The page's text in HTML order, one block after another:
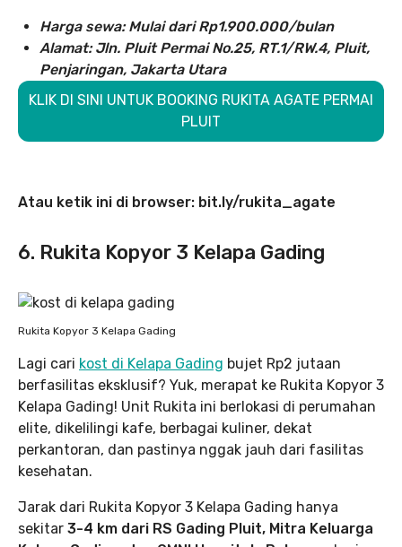
Harga sewa: Mulai dari Rp1.900.000/bulan
Alamat: Jln. Pluit Permai No.25, RT.1/RW.4, Pluit,
Penjaringan, Jakarta Utara
KLIK DI SINI UNTUK BOOKING RUKITA AGATE PERMAI
PLUIT
Atau ketik ini di browser: bit.ly/rukita_agate
6. Rukita Kopyor 3 Kelapa Gading
Rukita Kopyor 3 Kelapa Gading
Lagi cari kost di Kelapa Gading bujet Rp2 jutaan
berfasilitas eksklusif? Yuk, merapat ke Rukita Kopyor 3
Kelapa Gading! Unit Rukita ini berlokasi di perumahan
elite, dikelilingi kafe, berbagai kuliner, dekat
perkantoran, dan pastinya nggak jauh dari fasilitas
kesehatan.
Jarak dari Rukita Kopyor 3 Kelapa Gading hanya
sekitar 3-4 km dari RS Gading Pluit, Mitra Keluarga